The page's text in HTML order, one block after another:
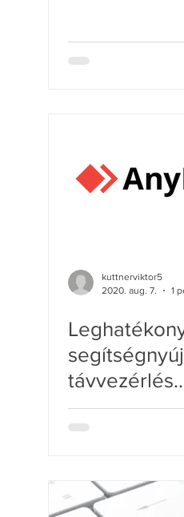
kuttnerviktor5
2020. aug. 7.
1
távvezérlés
letöltése és